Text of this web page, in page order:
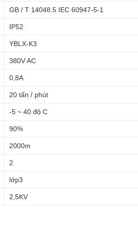
GB / T 14048.5 IEC 60947-5-1
IP52
YBLX-K3
380V AC
0,8A
20 tấn / phút
-5 ~ 40 độ C
90%
2000m
2
lớp3
2,5KV